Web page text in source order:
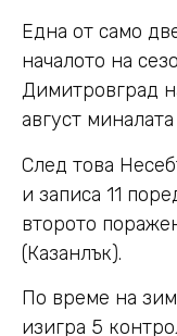
Една от само
началото на
Димитровград
август
След това
и записа 11
второто
(Казанлък).
По време на
изигра 5